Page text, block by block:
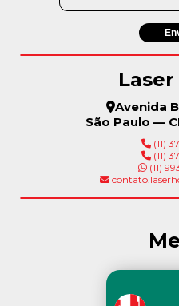
Avenida
São Paulo —
(11)
(11)
(11)